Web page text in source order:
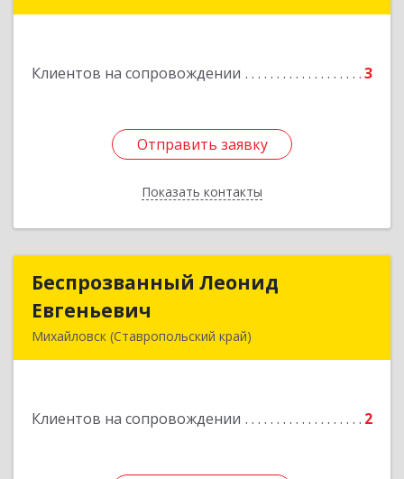
Клиентов на сопровождении 3
Отправить заявку
Показать контакты
Подробнее
Отправить заявку
Назад
Беспрозванный Леонид
Евгеньевич
Михайловск (Ставропольский край)
Клиентов на сопровождении 2
Беспрозванный Леонид